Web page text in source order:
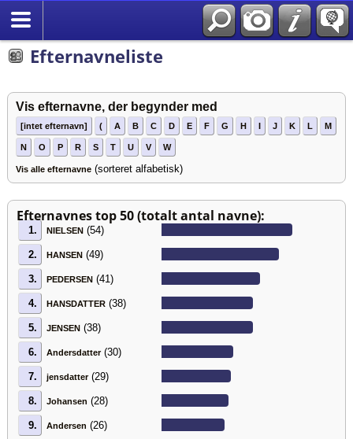
Efternavneliste
Vis efternavne, der begynder med
[intet efternavn] ( A B C D E F G H I J K L M
N O P R S T U V W
Vis alle efternavne (sorteret alfabetisk)
Efternavnes top 50 (totalt antal navne):
1. NIELSEN (54)
2. HANSEN (49)
3. PEDERSEN (41)
4. HANSDATTER (38)
5. JENSEN (38)
6. Andersdatter(30)
7. jensdatter(29)
8. Johansen (28)
9. Andersen (26)